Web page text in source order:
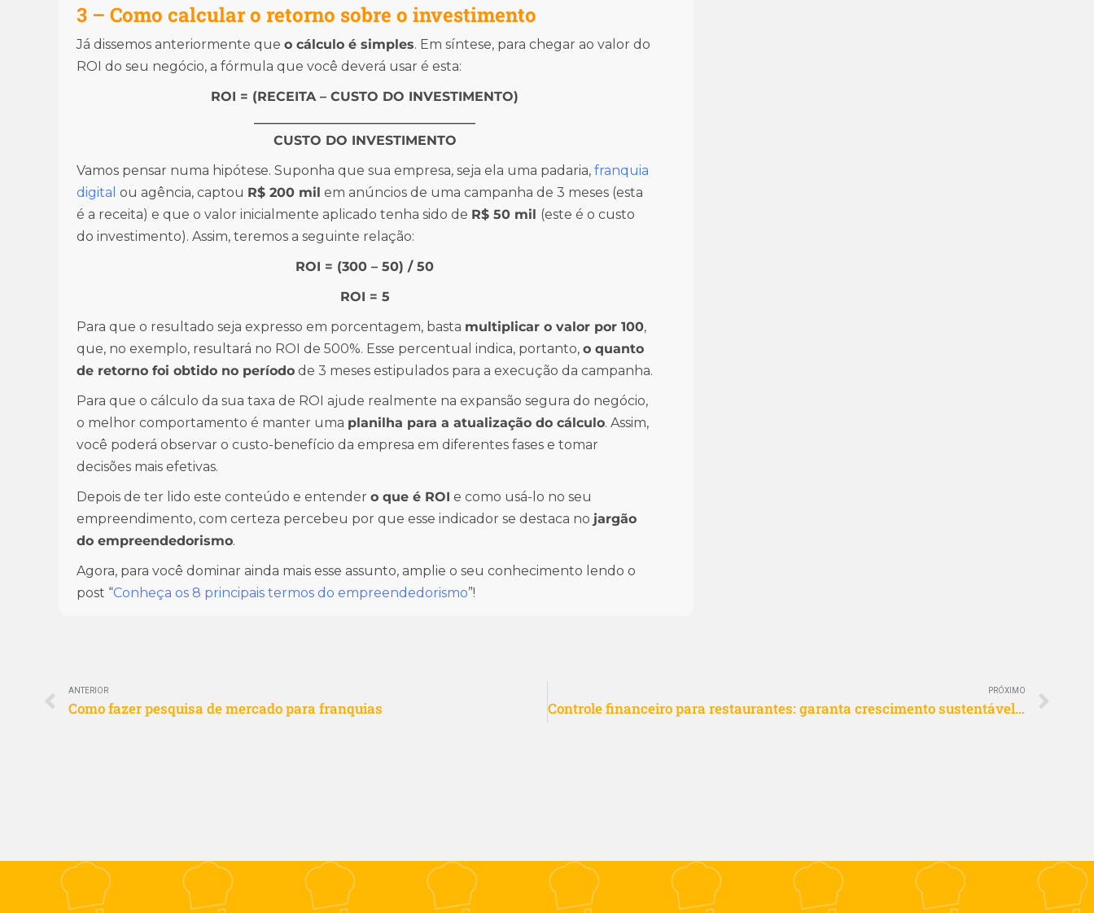
3 – Como calcular o retorno sobre o investimento
Já dissemos anteriormente que o cálculo é simples. Em síntese, para chegar ao valor do
ROI do seu negócio, a fórmula que você deverá usar é esta:
ROI = (RECEITA – CUSTO DO INVESTIMENTO)
CUSTO DO INVESTIMENTO
Vamos pensar numa hipótese. Suponha que sua empresa, seja ela uma padaria, franquia
digital ou agência, captou R$ 200 mil em anúncios de uma campanha de 3 meses (esta
é a receita) e que o valor inicialmente aplicado tenha sido de R$ 50 mil (este é o custo
do investimento). Assim, teremos a seguinte relação:
ROI = (300 – 50) / 50
ROI = 5
Para que o resultado seja expresso em porcentagem, basta multiplicar o valor por 100,
que, no exemplo, resultará no ROI de 500%. Esse percentual indica, portanto, o quanto
de retorno foi obtido no período de 3 meses estipulados para a execução da campanha.
Para que o cálculo da sua taxa de ROI ajude realmente na expansão segura do negócio,
o melhor comportamento é manter uma planilha para a atualização do cálculo. Assim,
você poderá observar o custo-benefício da empresa em diferentes fases e tomar
decisões mais efetivas.
Depois de ter lido este conteúdo e entender o que é ROI e como usá-lo no seu
empreendimento, com certeza percebeu por que esse indicador se destaca no jargão
do empreendedorismo.
Agora, para você dominar ainda mais esse assunto, amplie o seu conhecimento lendo o
post “Conheça os 8 principais termos do empreendedorismo”!
ANTERIOR
Como fazer pesquisa de mercado para franquias
PRÓXIMO
Controle financeiro para restaurantes: garanta crescimento sustentável e as contas no azul